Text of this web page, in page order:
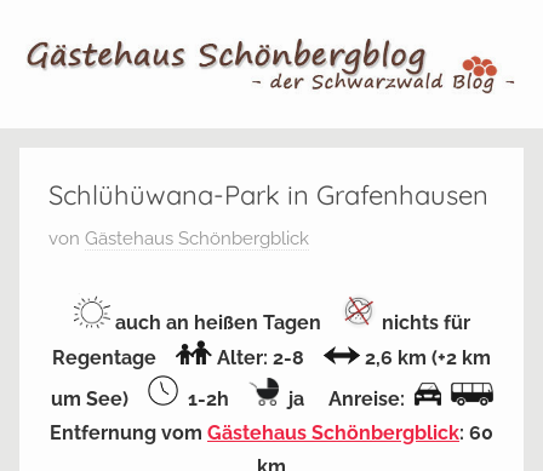
Inhalt
Schönbergblog
BlogSchlühüwana-Park in Grafenhausen
V
f
f
e
von Gästehaus Schönbergblick
auch an heißen Tagen
nichts für
Regentage
Alter: 2-8
2,6 km (+2 km
um See)
1-2h
ja Anreise:
Entfernung vom Gästehaus Schönbergblick: 60